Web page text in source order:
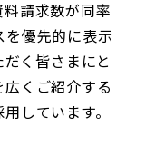
請求数が同率
を優先的に表示
く皆さまにと
くご紹介する
しています。